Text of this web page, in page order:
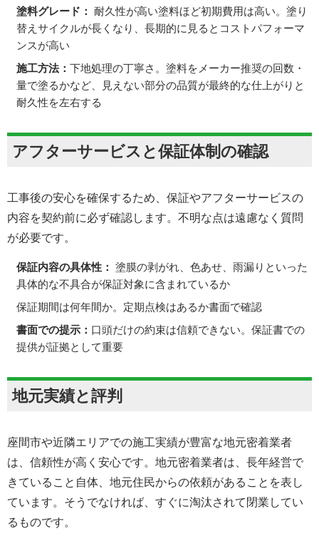
塗料グレード： 耐久性が高い塗料ほど初期費用は高い。塗り
替えサイクルが長くなり、長期的に見るとコストパフォーマ
ンスが高い
施工方法： 下地処理の丁寧さ。塗料をメーカー推奨の回数・
量で塗るかなど、見えない部分の品質が最終的な仕上がりと
耐久性を左右する
アフターサービスと保証体制の確認
工事後の安心を確保するため、保証やアフターサービスの
内容を契約前に必ず確認します。不明な点は遠慮なく質問
が必要です。
保証内容の具体性： 塗膜の剥がれ、色あせ、雨漏りといった
具体的な不具合が保証対象に含まれているか
保証期間は何年間か。定期点検はあるか書面で確認
書面での提示： 口頭だけの約束は信頼できない。保証書での
提供が証拠として重要
地元実績と評判
座間市や近隣エリアでの施工実績が豊富な地元密着業者
は、信頼性が高く安心です。地元密着業者は、長年経営で
きていること自体、地元住民からの依頼があることを表し
ています。そうでなければ、すぐに淘汰されて閉業してい
るものです。